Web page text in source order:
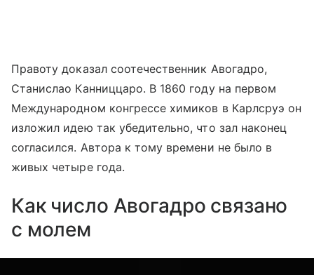
Правоту доказал соотечественник Авогадро,
Станислао Канниццаро. В 1860 году на первом
Международном конгрессе химиков в Карлсруэ он
изложил идею так убедительно, что зал наконец
согласился. Автора к тому времени не было в
живых четыре года.
Как число Авогадро связано
с молем